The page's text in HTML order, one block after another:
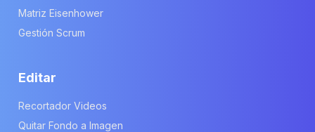
Matriz Eisenhower
Gestión Scrum
Editar
Recortador Videos
Quitar Fondo a Imagen